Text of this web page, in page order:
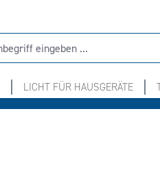
LICHT FÜR HAUSGERÄTE